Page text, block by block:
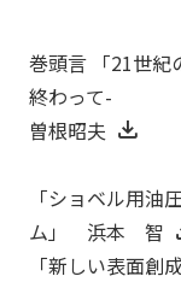
巻頭言 「21世紀
終わって-
曽根昭夫
「ショベル用油
ム」 浜本 智
「新しい表面創